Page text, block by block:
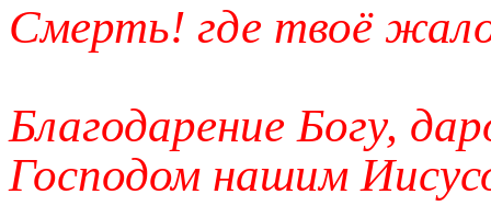
Смерть! где твоё
Благодарение Богу,
Господом нашим